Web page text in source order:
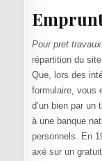
Pour pret
répartition du
Que, lors des
formulaire, vous
d’un bien par
à une banque
personnels. En
axé sur un